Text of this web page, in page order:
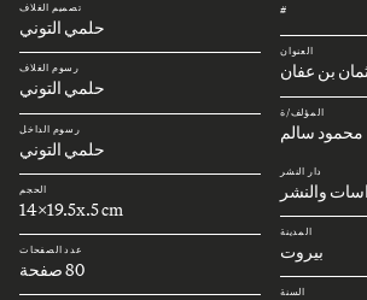
#
العنوان
بن عفان
المؤلف/ة
محمود سالم
دار النشر
والنشر
المدينة
بيروت
السنة
تصميم الغلاف
حلمي التوني
رسوم الغلاف
حلمي التوني
رسوم الداخل
حلمي التوني
الحجم
14x19.5x.5 cm
عدد الصفحات
80 صفحة